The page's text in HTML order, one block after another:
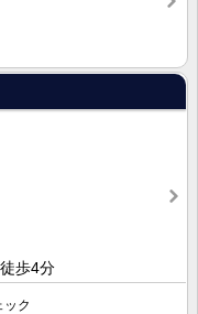
歩4分
ック